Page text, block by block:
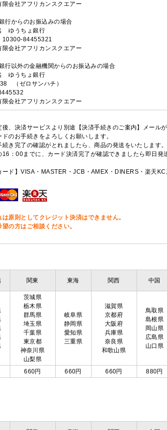
会社アフリカンスクエアー
行からのお振込みの場合
ゆうちょ銀行
84455321
会社アフリカンスクエアー
行以外の金融機関からのお振込みの場合
ゆうちょ銀行
（ゼロサンハチ）
会社アフリカンスクエアー
後、決済サービスより別途【決済手続きのご案内】メール
ドのお手続きをよろしくお願いします。
続き完了の確認がとれましたら、商品の発送をいたします。
16：00までに、カード決済完了が確認できましたら即日発
ード】VISA・MASTER・JCB・AMEX・DINERS・楽天
は原則としてクレジット決済はできません。
の方はご相談ください。
関東 東海 関西 中国
茨城県
栃木県
群馬県
埼玉県
千葉県
東京都
神奈川県
山梨県
岐阜県
静岡県
愛知県
三重県
滋賀県
京都府
大阪府
兵庫県
奈良県
和歌山県
鳥取県
島根県
岡山県
広島県
山口県
660円 660円 660円 880円